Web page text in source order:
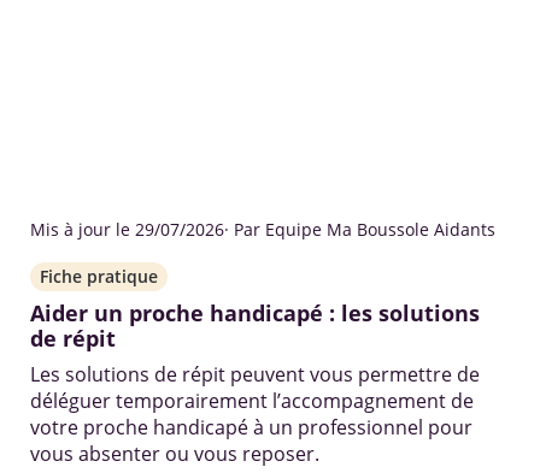
Mis à jour le 29/07/2026· Par Equipe Ma Boussole Aidants
Fiche pratique
Aider un proche handicapé : les solutions
de répit
Les solutions de répit peuvent vous permettre de
déléguer temporairement l’accompagnement de
votre proche handicapé à un professionnel pour
vous absenter ou vous reposer.